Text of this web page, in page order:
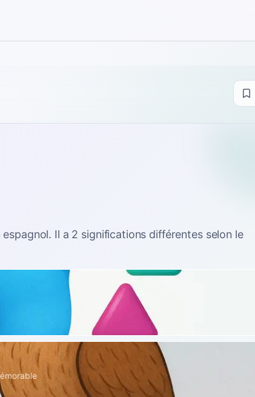
espagnol. Il a 2 significations différentes selon le